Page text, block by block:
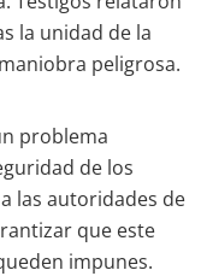
la unidad de la
peligrosa.
problema
de los
las autoridades de
que este
impunes.